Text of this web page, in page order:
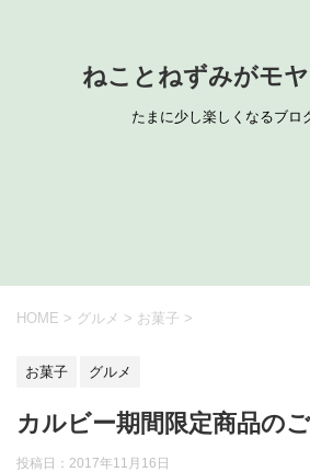
ねことねずみがモ
たまに少し楽しくなるブロ
HOME > グルメ > お菓子 >
お菓子 グルメ
カルビー期間限定商品の
投稿日： 2017年11月16日